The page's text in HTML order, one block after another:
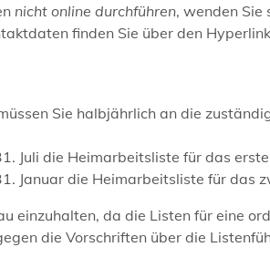
nicht online durchführen, wenden Sie
finden Sie über den
Sie halbjährlich an die
Juli die Heimarbeitsliste für das
Januar die Heimarbeitsliste für das
einzuhalten, da die Listen für eine
die Vorschriften über die